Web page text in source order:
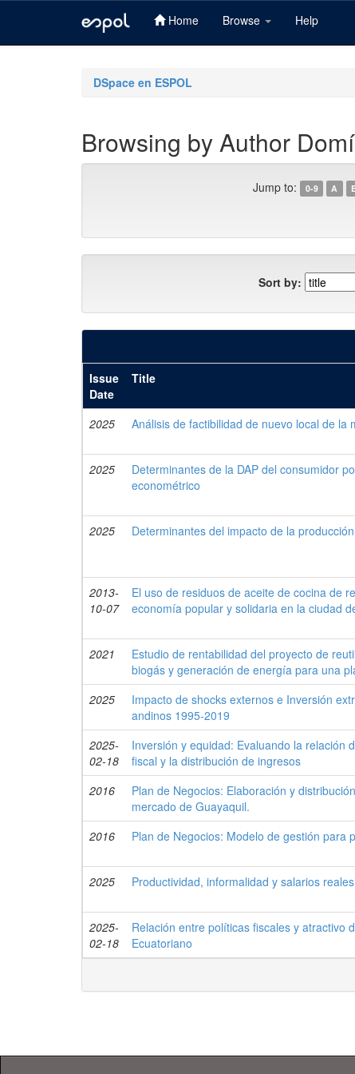
Home Browse Help
DSpace en ESPOL
Browsing by Author
Jump to: 0-9 A
Sort by:
Issue
Date
Title
2025 Análisis de factibilidad de nuevo local de la
2025
Determinantes de la DAP del consumidor
econométrico
2025
Determinantes del impacto de la
2013-
10-07
El uso de residuos de aceite de cocina de
economía popular y solidaria en la ciudad
2021
Estudio de rentabilidad del proyecto de
biogás y generación de energía para una
2025
Impacto de shocks externos e Inversión
andinos 1995-2019
2025-
02-18
Inversión y equidad: Evaluando la relación
fiscal y la distribución de ingresos
2016
Plan de Negocios: Elaboración y
mercado de Guayaquil.
2016
Plan de Negocios: Modelo de gestión para
2025
Productividad, informalidad y salarios
2025-
02-18
Relación entre políticas fiscales y atractivo
Ecuatoriano